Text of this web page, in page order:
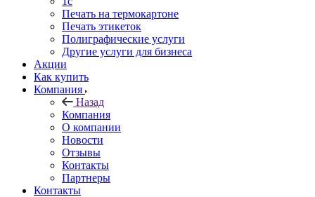
Печать на термокартоне
Печать этикеток
Полиграфические услуги
Другие услуги для бизнеса
Акции
Как купить
Компания
Назад
Компания
О компании
Новости
Отзывы
Контакты
Партнеры
Контакты